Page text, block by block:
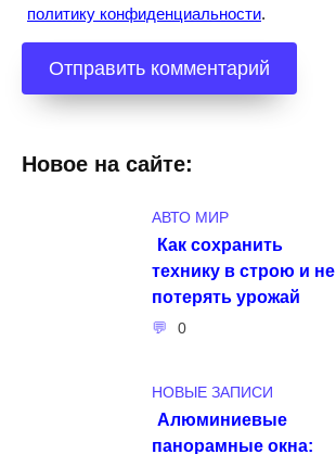
политику конфиденциальности.
Новое на сайте:
АВТО МИР
Как сохранить
технику в строю и не
потерять урожай
0
НОВЫЕ ЗАПИСИ
Алюминиевые
панорамные окна: